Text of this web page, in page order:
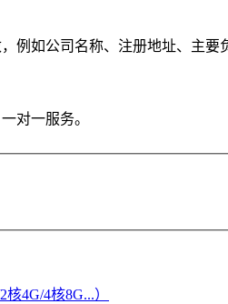
例如公司名称、注册地址、主要
对一服务。
4G/4核8G...）